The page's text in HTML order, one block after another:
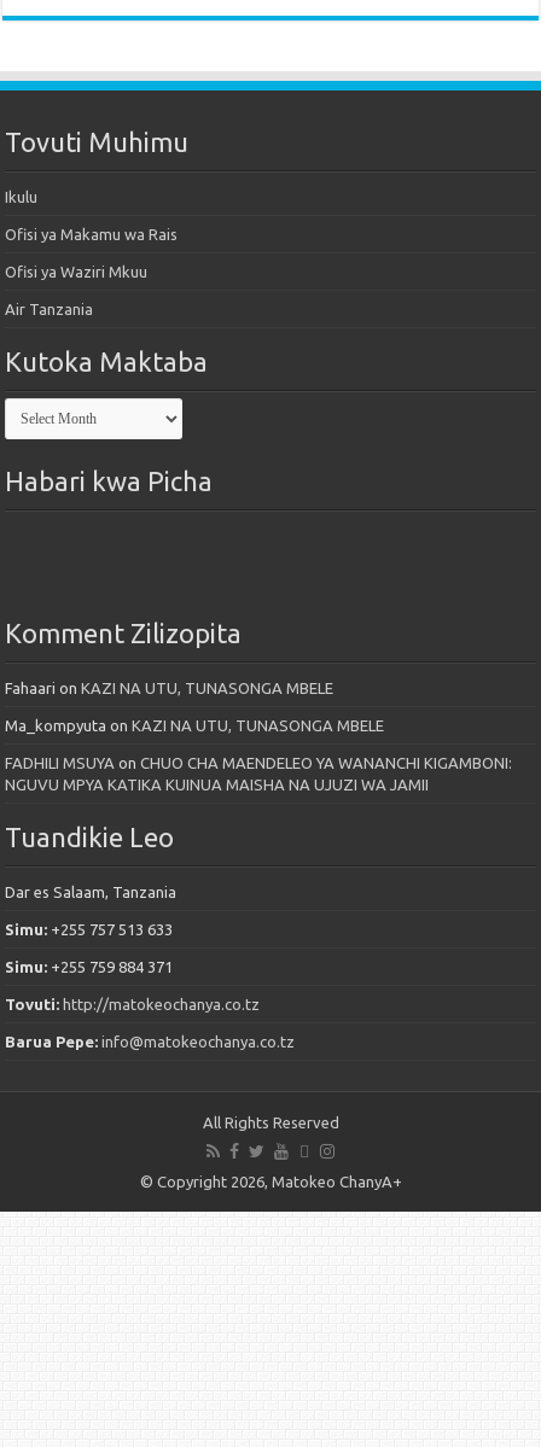
Tovuti Muhimu
Ikulu
Ofisi ya Makamu wa Rais
Ofisi ya Waziri Mkuu
Air Tanzania
Kutoka Maktaba
Kutoka
Maktaba
Habari kwa Picha
Komment Zilizopita
Fahaari onKAZI NA UTU, TUNASONGA MBELE
Ma_kompyuta onKAZI NA UTU, TUNASONGA MBELE
FADHILI MSUYA onCHUO CHA MAENDELEO YA WANANCHI KIGAMBONI:
NGUVU MPYA KATIKA KUINUA MAISHA NA UJUZI WA JAMII
Tuandikie Leo
Dar es Salaam, Tanzania
Simu: +255 757 513 633
Simu: +255 759 884 371
Tovuti: http://matokeochanya.co.tz
Barua Pepe:info@matokeochanya.co.tz
All Rights Reserved
© Copyright 2026, Matokeo ChanyA+